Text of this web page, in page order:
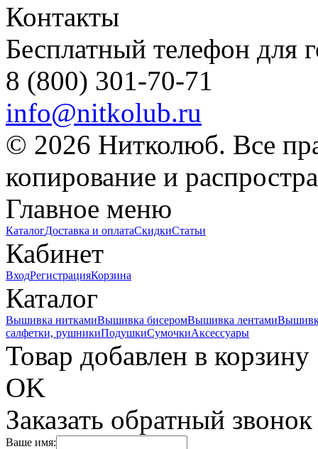
Контакты
Бесплатный телефон для
8 (800) 301-70-71
info@nitkolub.ru
© 2026 Нитколюб. Все
копирование и
Главное меню
КаталогДоставка и оплатаСкидкиСтатьи
Кабинет
ВходРегистрацияКорзина
Каталог
Вышивка ниткамиВышивка бисеромВышивка лентами
салфетки, рушникиПодушкиСумочкиАксессуары
Товар добавлен в корзину
OK
Заказать обратный звонок
Ваше имя: